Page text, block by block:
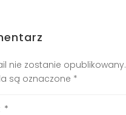
nie zostanie opublikowany.
są oznaczone *